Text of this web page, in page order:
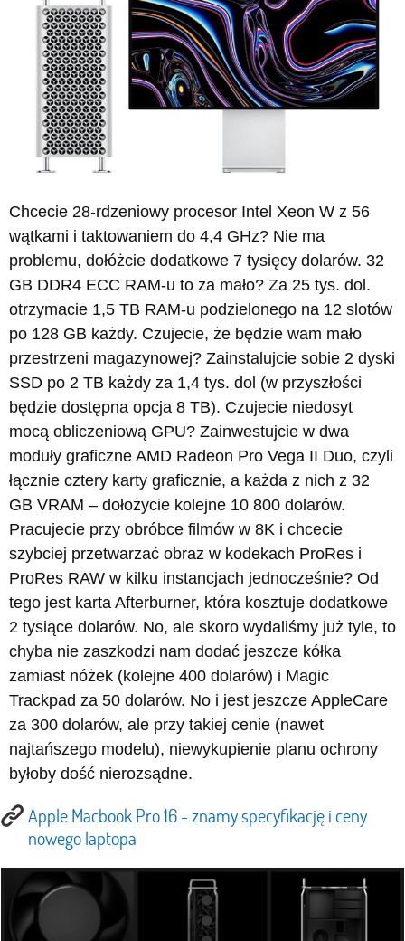
Chcecie 28-rdzeniowy procesor Intel Xeon W z 56
wątkami i taktowaniem do 4,4 GHz? Nie ma
problemu, dołóżcie dodatkowe 7 tysięcy dolarów. 32
GB DDR4 ECC RAM-u to za mało? Za 25 tys. dol.
otrzymacie 1,5 TB RAM-u podzielonego na 12 slotów
po 128 GB każdy. Czujecie, że będzie wam mało
przestrzeni magazynowej? Zainstalujcie sobie 2 dyski
SSD po 2 TB każdy za 1,4 tys. dol (w przyszłości
będzie dostępna opcja 8 TB). Czujecie niedosyt
mocą obliczeniową GPU? Zainwestujcie w dwa
moduły graficzne AMD Radeon Pro Vega II Duo, czyli
łącznie cztery karty graficznie, a każda z nich z 32
GB VRAM – dołożycie kolejne 10 800 dolarów.
Pracujecie przy obróbce filmów w 8K i chcecie
szybciej przetwarzać obraz w kodekach ProRes i
ProRes RAW w kilku instancjach jednocześnie? Od
tego jest karta Afterburner, która kosztuje dodatkowe
2 tysiące dolarów. No, ale skoro wydaliśmy już tyle, to
chyba nie zaszkodzi nam dodać jeszcze kółka
zamiast nóżek (kolejne 400 dolarów) i Magic
Trackpad za 50 dolarów. No i jest jeszcze AppleCare
za 300 dolarów, ale przy takiej cenie (nawet
najtańszego modelu), niewykupienie planu ochrony
byłoby dość nierozsądne.
Apple Macbook Pro 16 - znamy specyfikację i ceny
nowego laptopa